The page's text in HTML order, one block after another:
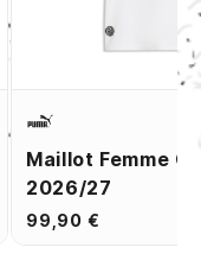
Maillot Femme
2026/27
99,90 €